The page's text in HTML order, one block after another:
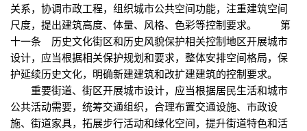
关系，协调市政工程，组织城市公共空间功能，注重建筑空间
尺度，提出建筑高度、体量、风格、色彩等控制要求。 第
十一条 历史文化街区和历史风貌保护相关控制地区开展城市
设计，应当根据相关保护规划和要求，整体安排空间格局，保
护延续历史文化，明确新建建筑和改扩建建筑的控制要求。
重要街道、街区开展城市设计，应当根据居民生活和城市
公共活动需要，统筹交通组织，合理布置交通设施、市政设
施、街道家具，拓展步行活动和绿化空间，提升街道特色和活